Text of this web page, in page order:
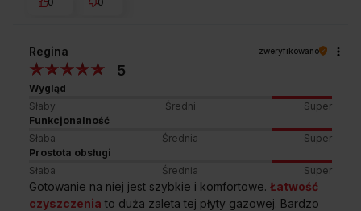
A
59,0 cm
B
GŁĘBOKOŚĆ 52,0 cm
Regina zweryfikowano
5
Wygląd
Słaby
Średni
Super
Funkcjonalność
Słaba
Średnia
Super
Prostota obsługi
Słaba
Średnia Super
Gotowanie na niej jest szybkie i komfortowe. Łatwość
czyszczenia to duża zaleta tej płyty gazowej. Bardzo